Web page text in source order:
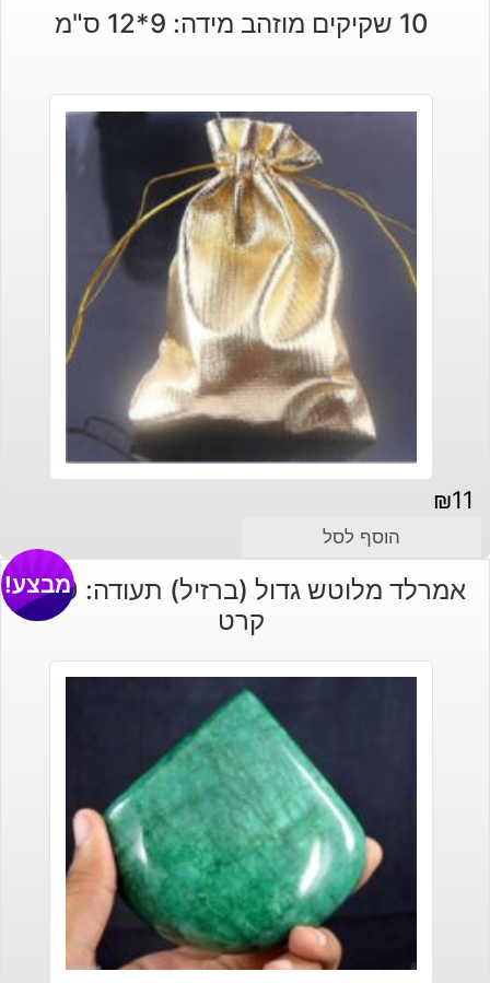
10 שקיקים מוזהב מידה: 9*12 ס"מ
₪11
הוסף לסל
אמרלד מלוטש גדול (ברזיל) תעודה: 1590
קרט
מבצע!